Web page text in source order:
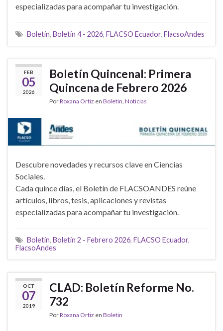
especializadas para acompañar tu investigación.
Boletín, Boletín 4 - 2026, FLACSO Ecuador, FlacsoAndes
FEB
05
2026
Boletín Quincenal: Primera
Quincena de Febrero 2026
PorRoxana Ortiz en Boletin, Noticias
Descubre novedades y recursos clave en Ciencias
Sociales.
Cada quince días, el Boletín de FLACSOANDES reúne
artículos, libros, tesis, aplicaciones y revistas
especializadas para acompañar tu investigación.
Boletín, Boletín 2 - Febrero 2026, FLACSO Ecuador,
FlacsoAndes
OCT
07
2019
CLAD: Boletín Reforme No.
732
PorRoxana Ortiz en Boletin